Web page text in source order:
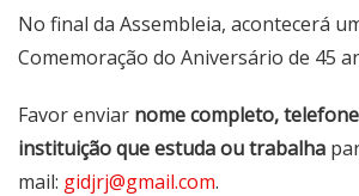
No final da Assembleia, acontecerá
Comemoração do Aniversário de 45
Favor enviar nome completo,
instituição que estuda ou trabalha
mail: gidjrj@gmail.com.